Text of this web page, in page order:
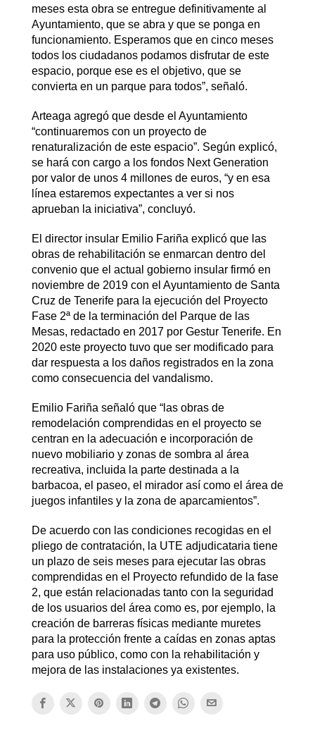
meses esta obra se entregue definitivamente al
Ayuntamiento, que se abra y que se ponga en
funcionamiento. Esperamos que en cinco meses
todos los ciudadanos podamos disfrutar de este
espacio, porque ese es el objetivo, que se
convierta en un parque para todos”, señaló.
Arteaga agregó que desde el Ayuntamiento
“continuaremos con un proyecto de
renaturalización de este espacio”. Según explicó,
se hará con cargo a los fondos Next Generation
por valor de unos 4 millones de euros, “y en esa
línea estaremos expectantes a ver si nos
aprueban la iniciativa”, concluyó.
El director insular Emilio Fariña explicó que las
obras de rehabilitación se enmarcan dentro del
convenio que el actual gobierno insular firmó en
noviembre de 2019 con el Ayuntamiento de Santa
Cruz de Tenerife para la ejecución del Proyecto
Fase 2ª de la terminación del Parque de las
Mesas, redactado en 2017 por Gestur Tenerife. En
2020 este proyecto tuvo que ser modificado para
dar respuesta a los daños registrados en la zona
como consecuencia del vandalismo.
Emilio Fariña señaló que “las obras de
remodelación comprendidas en el proyecto se
centran en la adecuación e incorporación de
nuevo mobiliario y zonas de sombra al área
recreativa, incluida la parte destinada a la
barbacoa, el paseo, el mirador así como el área de
juegos infantiles y la zona de aparcamientos”.
De acuerdo con las condiciones recogidas en el
pliego de contratación, la UTE adjudicataria tiene
un plazo de seis meses para ejecutar las obras
comprendidas en el Proyecto refundido de la fase
2, que están relacionadas tanto con la seguridad
de los usuarios del área como es, por ejemplo, la
creación de barreras físicas mediante muretes
para la protección frente a caídas en zonas aptas
para uso público, como con la rehabilitación y
mejora de las instalaciones ya existentes.